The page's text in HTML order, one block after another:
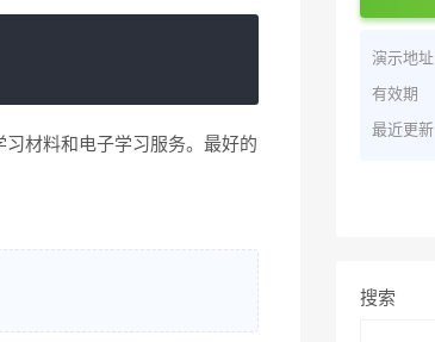
材料和电子学习服务。最好的
演示地址
有效期
最近更新
搜索